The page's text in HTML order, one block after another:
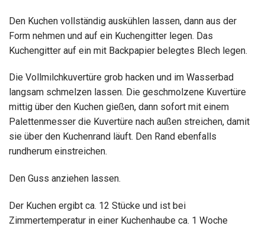
Den Kuchen vollständig auskühlen lassen, dann aus der
Form nehmen und auf ein Kuchengitter legen. Das
Kuchengitter auf ein mit Backpapier belegtes Blech legen.
Die Vollmilchkuvertüre grob hacken und im Wasserbad
langsam schmelzen lassen. Die geschmolzene Kuvertüre
mittig über den Kuchen gießen, dann sofort mit einem
Palettenmesser die Kuvertüre nach außen streichen, damit
sie über den Kuchenrand läuft. Den Rand ebenfalls
rundherum einstreichen.
Den Guss anziehen lassen.
Der Kuchen ergibt ca. 12 Stücke und ist bei
Zimmertemperatur in einer Kuchenhaube ca. 1 Woche